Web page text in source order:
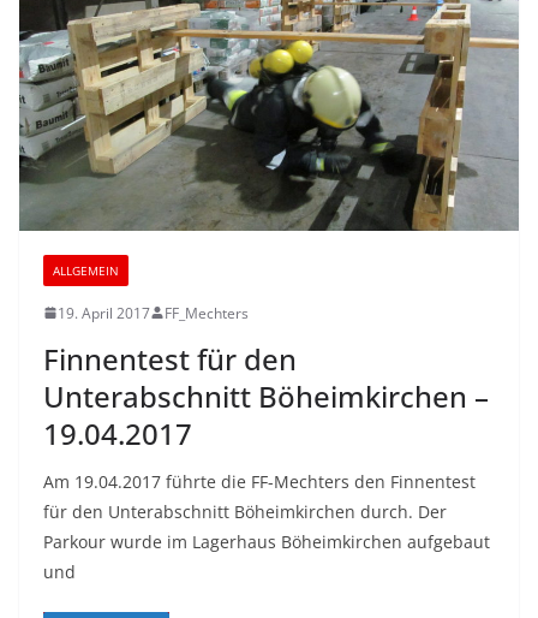
ALLGEMEIN
19. April 2017 FF_Mechters
Finnentest für den
Unterabschnitt Böheimkirchen –
19.04.2017
Am 19.04.2017 führte die FF-Mechters den Finnentest
für den Unterabschnitt Böheimkirchen durch. Der
Parkour wurde im Lagerhaus Böheimkirchen aufgebaut
und